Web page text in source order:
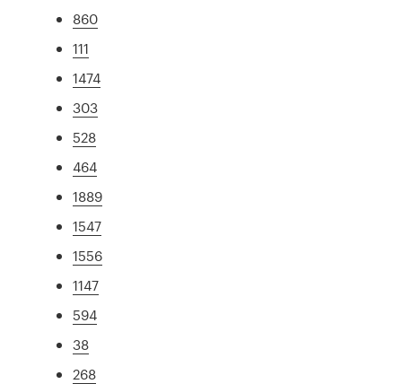
860
111
1474
303
528
464
1889
1547
1556
1147
594
38
268